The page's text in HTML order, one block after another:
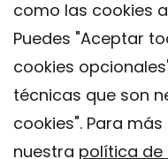
como las cookies
Puedes "Aceptar
cookies
técnicas que son
cookies". Para
nuestra política de
Contacto